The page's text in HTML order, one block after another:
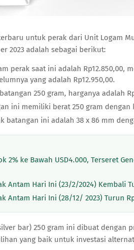
untuk perak dari Unit Logam
2023 adalah sebagai berikut:
perak saat ini adalah Rp12.850,00,
yang adalah Rp12.950,00.
250 gram, harganya adalah
ini memiliki berat 250 gram dengan
batangan ini adalah 38 x 86 mm
2% ke Bawah USD4.000, Terseret
Antam Hari Ini (23/2/2024) Kembali
Antam Hari Ini (28/12/ 2023) Turun
bar) 250 gram ini dibuat dengan
yang baik untuk investasi